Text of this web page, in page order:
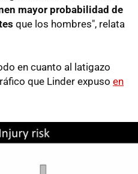
mayor probabilidad de
que los hombres", relata
en cuanto al latigazo
que Linder expuso en